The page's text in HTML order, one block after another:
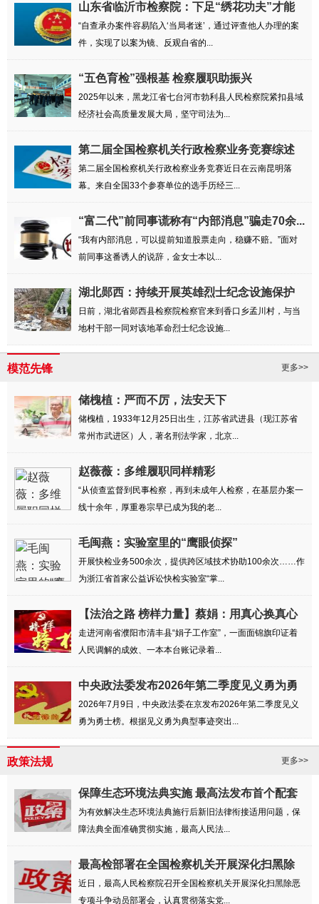
山东省临沂市检察院：下足“绣花功夫”才能
练...
“自查承办案件容易陷入‘当局者迷’，通过评查他人办理的案
件，实现了以案为镜、反观自省的...
“五色育检”强根基 检察履职助振兴
2025年以来，黑龙江省七台河市勃利县人民检察院紧扣县域
经济社会高质量发展大局，坚守司法为...
第二届全国检察机关行政检察业务竞赛综述
第二届全国检察机关行政检察业务竞赛近日在云南昆明落
幕。来自全国33个参赛单位的选手历经三...
“富二代”前同事谎称有“内部消息”骗走70余...
“我有内部消息，可以提前知道股票走向，稳赚不赔。”面对
前同事这番诱人的说辞，金女士本以...
湖北郧西：持续开展英雄烈士纪念设施保护
专项...
日前，湖北省郧西县检察院检察官来到香口乡孟川村，与当
地村干部一同对该地革命烈士纪念设施...
模范先锋 更多>>
储槐植：严而不厉，法安天下
储槐植，1933年12月25日出生，江苏省武进县（现江苏省
常州市武进区）人，著名刑法学家，北京...
赵薇薇：多维履职同样精彩
“从侦查监督到民事检察，再到未成年人检察，在基层办案一
线十余年，厚重卷宗早已成为我的老...
毛闽燕：实验室里的“鹰眼侦探”
开展快检业务500余次，提供跨区域技术协助100余次……作
为浙江省首家公益诉讼快检实验室“掌...
【法治之路 榜样力量】蔡娟：用真心换真心
解民忧
走进河南省濮阳市清丰县“娟子工作室”，一面面锦旗印证着
人民调解的成效、一本本台账记录着...
中央政法委发布2026年第二季度见义勇为勇
士榜
2026年7月9日，中央政法委在京发布2026年第二季度见义
勇为勇士榜。根据见义勇为典型事迹突出...
政策法规 更多>>
保障生态环境法典实施 最高法发布首个配套
司...
为有效解决生态环境法典施行后新旧法律衔接适用问题，保
障法典全面准确贯彻实施，最高人民法...
最高检部署在全国检察机关开展深化扫黑除
恶专...
近日，最高人民检察院召开全国检察机关开展深化扫黑除恶
专项斗争动员部署会，认真贯彻落实党...